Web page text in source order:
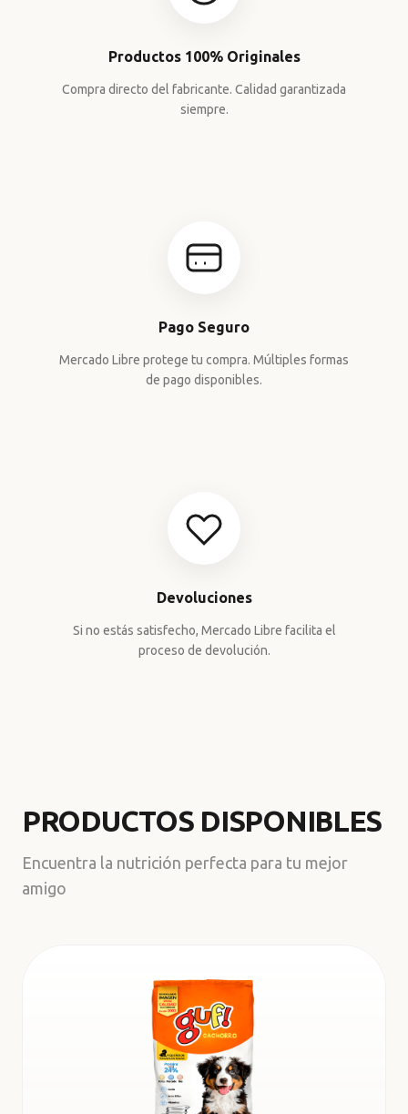
Productos 100% Originales
Compra directo del fabricante. Calidad garantizada
siempre.
Pago Seguro
Mercado Libre protege tu compra. Múltiples formas
de pago disponibles.
Devoluciones
Si no estás satisfecho, Mercado Libre facilita el
proceso de devolución.
PRODUCTOS DISPONIBLES
Encuentra la nutrición perfecta para tu mejor
amigo